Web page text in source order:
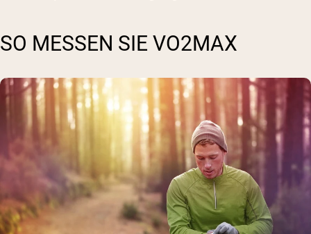
SO MESSEN SIE VO2MAX